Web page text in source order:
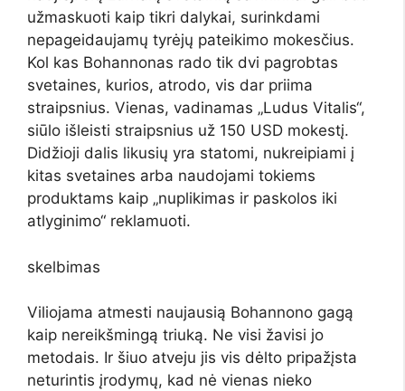
užmaskuoti kaip tikri dalykai, surinkdami
nepageidaujamų tyrėjų pateikimo mokesčius.
Kol kas Bohannonas rado tik dvi pagrobtas
svetaines, kurios, atrodo, vis dar priima
straipsnius. Vienas, vadinamas „Ludus Vitalis“,
siūlo išleisti straipsnius už 150 USD mokestį.
Didžioji dalis likusių yra statomi, nukreipiami į
kitas svetaines arba naudojami tokiems
produktams kaip „nuplikimas ir paskolos iki
atlyginimo“ reklamuoti.
skelbimas
Viliojama atmesti naujausią Bohannono gagą
kaip nereikšmingą triuką. Ne visi žavisi jo
metodais. Ir šiuo atveju jis vis dėlto pripažįsta
neturintis įrodymų, kad nė vienas nieko